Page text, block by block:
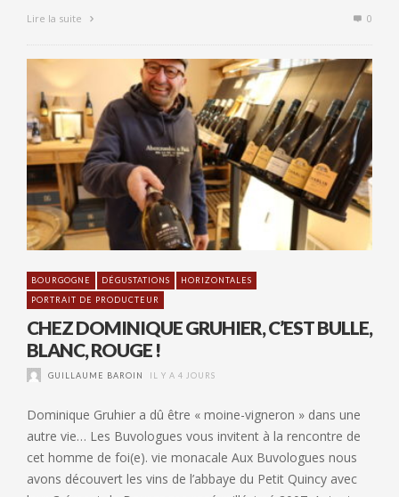
Lire la suite 0
BOURGOGNE DÉGUSTATIONS
HORIZONTALES
PORTRAIT DE PRODUCTEUR
CHEZ DOMINIQUE GRUHIER, C’EST BULLE,
BLANC, ROUGE !
GUILLAUME BAROIN IL Y A 4 JOURS
Dominique Gruhier a dû être « moine-vigneron » dans une
autre vie… Les Buvologues vous invitent à la rencontre de
cet homme de foi(e). vie monacale Aux Buvologues nous
avons découvert les vins de l’abbaye du Petit Quincy avec